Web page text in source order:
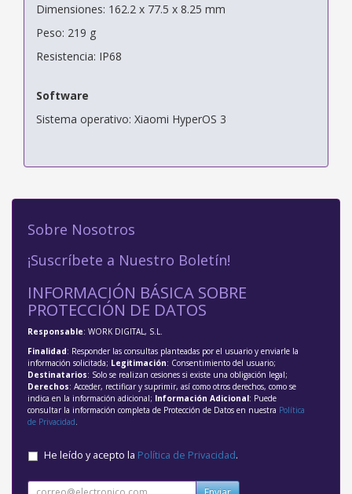
Dimensiones: 162.2 x 77.5 x 8.25 mm
Peso: 219 g
Resistencia: IP68
Software
Sistema operativo: Xiaomi HyperOS 3
Sobre Nosotros
¡Suscríbete a Nuestro Boletín!
INFORMACIÓN BÁSICA SOBRE
PROTECCIÓN DE DATOS
Responsable: WORK DIGITAL, S.L.
Finalidad: Responder las consultas planteadas por el usuario y enviarle la
información solicitada; Legitimación: Consentimiento del usuario;
Destinatarios: Solo se realizan cesiones si existe una obligación legal;
Derechos: Acceder, rectificar y suprimir, así como otros derechos, como se
indica en la información adicional; Información Adicional: Puede
consultar la información completa de Protección de Datos en nuestra Política
de Privacidad
He leído y acepto la Política de Privacidad.